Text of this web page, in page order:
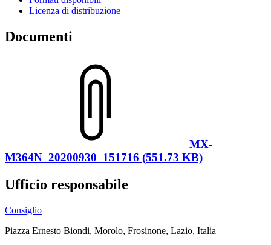
Licenza di distribuzione
Documenti
MX-
M364N_20200930_151716 (551.73 KB)
Ufficio responsabile
Consiglio
Piazza Ernesto Biondi, Morolo, Frosinone, Lazio, Italia